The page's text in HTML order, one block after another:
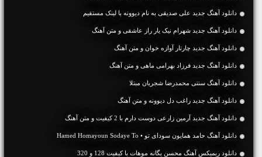
دانلود آهنگ جديد علی صدیقی به نام دیوونه با لینک مستقیم
دانلود آهنگ جديد شهرام نیک یار راز عاشقی و متن آهنگ
دانلود آهنگ جديد چارتار آوازه خوان و متن آهنگ
دانلود آهنگ جديد فرزاد بهرامی ماهی و متن آهنگ
دانلود آهنگ سنتی محمدرضا شجریان مبتلا
دانلود آهنگ جديد راغب دل دیوونه و متن آهنگ
دانلود آهنگ جديد آرمین زارعی دوست دارم با 2 کیفیت و متن آهنگ
دانلود آهنگ حامد همایون سودای تو • Hamed Homayoun Sodaye To
دانلود ریمیکس آهنگ محسن یگانه موهات با کیفیت 128 و 320